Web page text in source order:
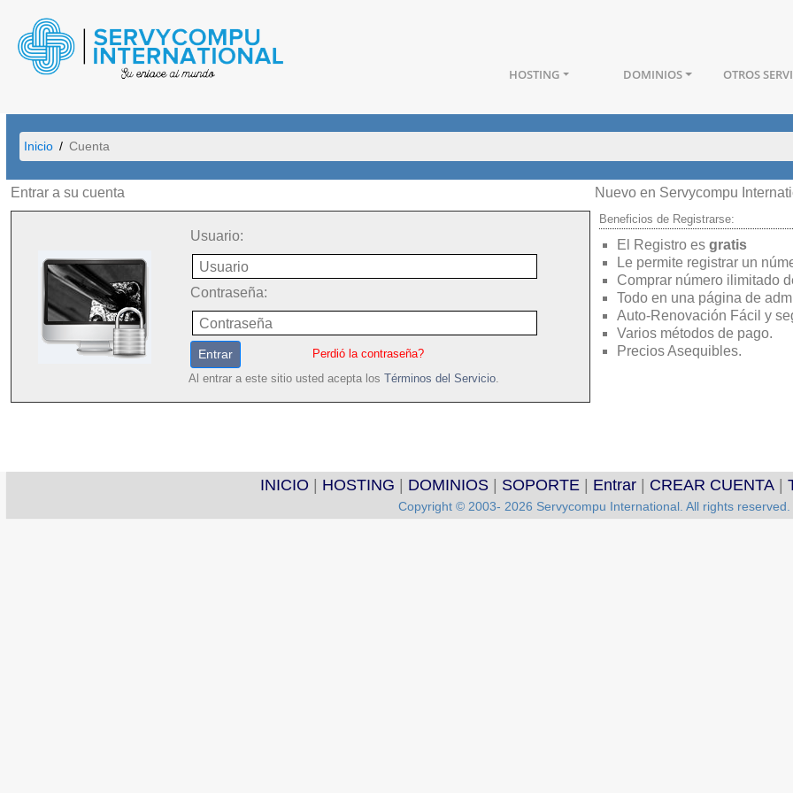
HOSTING DOMINIOS OTROS
Inicio Cuenta
Entrar a su cuenta Nuevo en Servycompu
Usuario:
Contraseña:
Entrar
Perdió la contraseña?
Al entrar a este sitio usted acepta los Términos del Servicio.
Beneficios de Registrarse:
El Registro es gratis
Le permite registrar un
Comprar número ilimitado
Todo en una página de
Auto-Renovación Fácil y
Varios métodos de pago.
Precios Asequibles.
INICIO HOSTING DOMINIOS SOPORTE Entrar CREAR CUENTA |
Copyright © 2003- 2026 Servycompu International. All rights reserved.